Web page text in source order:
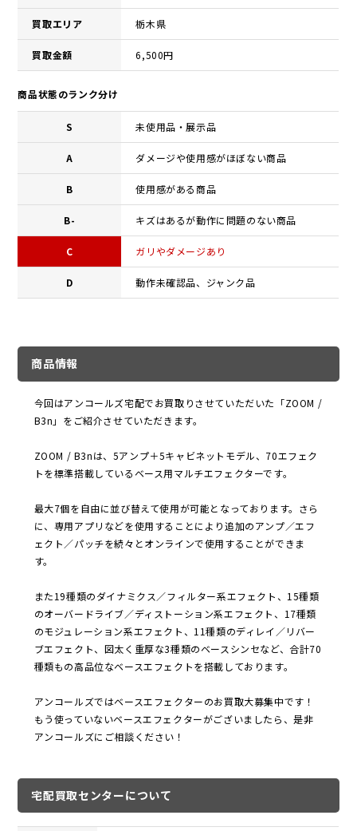
買取エリア 栃木県
買取金額 6,500円
商品状態のランク分け
S 未使用品・展示品
A ダメージや使用感がほぼない商品
B 使用感がある商品
B- キズはあるが動作に問題のない商品
C ガリやダメージあり
D 動作未確認品、ジャンク品
商品情報
今回はアンコールズ宅配でお買取りさせていただいた「ZOOM /
B3n」をご紹介させていただきます。
ZOOM / B3nは、5アンプ＋5キャビネットモデル、70エフェク
トを標準搭載しているベース用マルチエフェクターです。
最大7個を自由に並び替えて使用が可能となっております。さら
に、専用アプリなどを使用することにより追加のアンプ／エフ
ェクト／パッチを続々とオンラインで使用することができま
す。
また19種類のダイナミクス／フィルター系エフェクト、15種類
のオーバードライブ／ディストーション系エフェクト、17種類
のモジュレーション系エフェクト、11種類のディレイ／リバー
ブエフェクト、図太く重厚な3種類のベースシンセなど、合計70
種類もの高品位なベースエフェクトを搭載しております。
アンコールズではベースエフェクターのお買取大募集中です！
もう使っていないベースエフェクターがございましたら、是非
アンコールズにご相談ください！
宅配買取センターについて